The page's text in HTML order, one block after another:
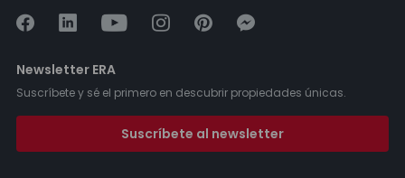
Newsletter ERA
Suscríbete y sé el primero en descubrir propiedades únicas.
Suscríbete al newsletter